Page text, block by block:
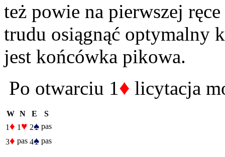
też powie na pierwszej
trudu osiągnąć optymalny
jest końcówka pikowa.
Po otwarciu 1♦ licytacja
W N E
S
1♦ 1 ♥ 2♠ pas
3♦ pas 4♠ pas